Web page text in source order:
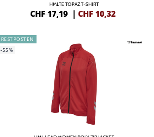
HMLTE TOPAZ T-SHIRT
CHF 17,19 | CHF 10,32
RESTPOSTEN
-55%